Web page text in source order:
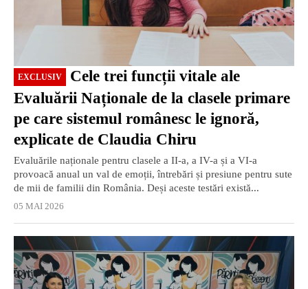
EXCLUSIV
Evaluării Naționale de la clasele primare
pe care sistemul românesc le ignoră,
explicate de Claudia Chiru
Evaluările naționale pentru clasele a II-a, a IV-a și a VI-a
provoacă anual un val de emoții, întrebări și presiune pentru sute
de mii de familii din România. Deși aceste testări există...
05 MAI 2026
EXCLUSIV